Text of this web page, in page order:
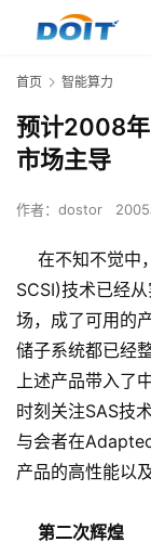
首页 智能算力
预计2008年
市场主导
作者： dostor 2005
在不知不觉中
SCSI)技术已经
场，成了可用的
储子系统都已经
上述产品带入了
时刻关注SAS技
与会者在
产品的高性能以
第二次辉煌